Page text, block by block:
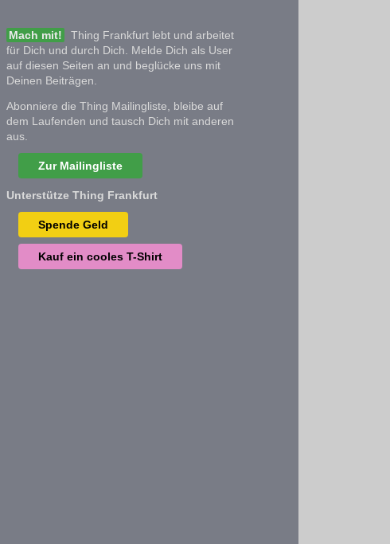
Mach mit!
Thing Frankfurt lebt und arbeitet
für Dich und durch Dich. Melde Dich als User
auf diesen Seiten an und beglücke uns mit
Deinen Beiträgen.
Abonniere die Thing Mailingliste, bleibe auf
dem Laufenden und tausch Dich mit anderen
aus.
Zur Mailingliste
Unterstütze Thing Frankfurt
Spende Geld
Kauf ein cooles T-Shirt